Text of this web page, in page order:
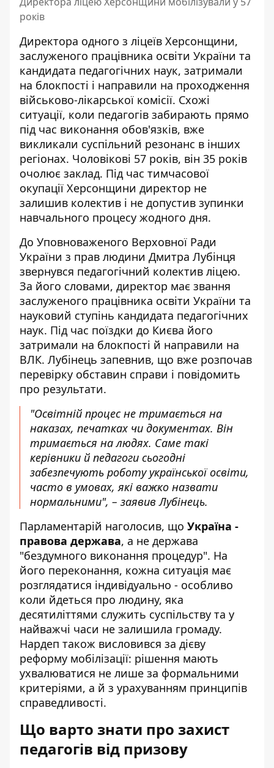
років
Директора одного з ліцеїв Херсонщини,
заслуженого працівника освіти України та
кандидата педагогічних наук, затримали
на блокпості і направили на проходження
військово-лікарської комісії. Схожі
ситуації, коли педагогів забирають прямо
під час виконання обов'язків, вже
викликали суспільний резонанс в інших
регіонах. Чоловікові 57 років, він 35 років
очолює заклад. Під час тимчасової
окупації Херсонщини директор не
залишив колектив і не допустив зупинки
навчального процесу жодного дня.
До Уповноваженого Верховної Ради
України з прав людини Дмитра Лубінця
звернувся педагогічний колектив ліцею.
За його словами, директор має звання
заслуженого працівника освіти України та
науковий ступінь кандидата педагогічних
наук. Під час поїздки до Києва його
затримали на блокпості й направили на
ВЛК. Лубінець запевнив, що вже розпочав
перевірку обставин справи і повідомить
про результати.
"Освітній процес не тримається на
наказах, печатках чи документах. Він
тримається на людях. Саме такі
керівники й педагоги сьогодні
забезпечують роботу української освіти,
часто в умовах, які важко назвати
нормальними", – заявив Лубінець.
Парламентарій наголосив, що Україна -
правова держава, а не держава
"бездумного виконання процедур". На
його переконання, кожна ситуація має
розглядатися індивідуально - особливо
коли йдеться про людину, яка
десятиліттями служить суспільству та у
найважчі часи не залишила громаду.
Нардеп також висловився за дієву
реформу мобілізації: рішення мають
ухвалюватися не лише за формальними
критеріями, а й з урахуванням принципів
справедливості.
Що варто знати про захист
педагогів від призову